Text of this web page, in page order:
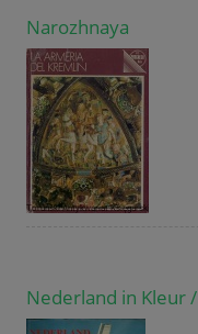
Narozhnaya
Nederland in Kleur